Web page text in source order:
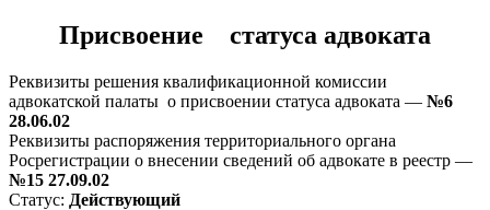
Присвоение статуса адвоката
Реквизиты решения квалификационной комиссии
адвокатской палаты о присвоении статуса адвоката — №6
28.06.02
Реквизиты распоряжения территориального органа
Росрегистрации о внесении сведений об адвокате в реестр —
№15 27.09.02
Статус: Действующий